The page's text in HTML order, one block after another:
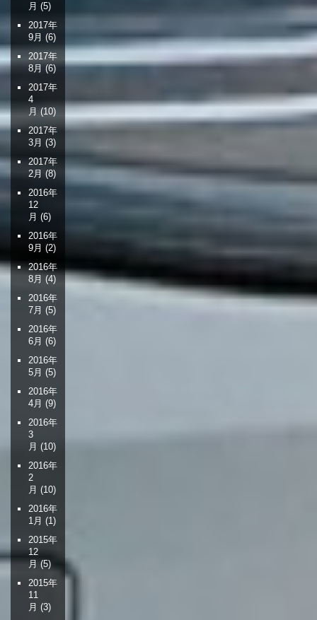
月 (5)
2017年
9月 (6)
2017年
8月 (6)
2017年
4
月 (10)
2017年
3月 (3)
2017年
2月 (8)
2016年
12
月 (6)
2016年
9月 (2)
2016年
8月 (4)
2016年
7月 (5)
2016年
6月 (6)
2016年
5月 (5)
2016年
4月 (9)
2016年
3
月 (10)
2016年
2
月 (10)
2016年
1月 (1)
2015年
12
月 (5)
2015年
11
月 (3)